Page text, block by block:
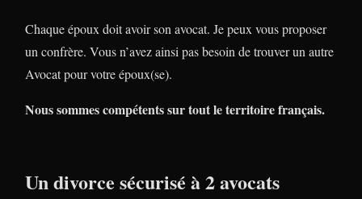
Chaque époux doit avoir son avocat. Je peux vous proposer
un confrère. Vous n’avez ainsi pas besoin de trouver un autre
Avocat pour votre époux(se).
Nous sommes compétents sur tout le territoire français.
Un divorce sécurisé à 2 avocats